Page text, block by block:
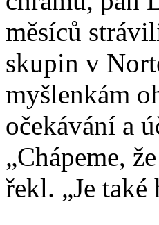
měsíců
skupin v
myšlenkám
očekávání a
„Chápeme,
řekl. „Je